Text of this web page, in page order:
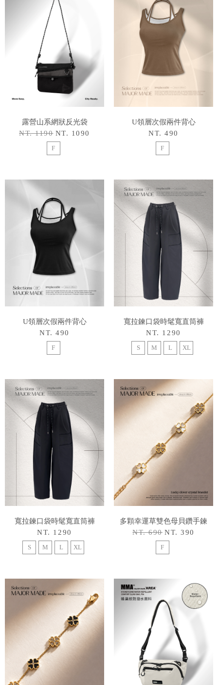
露營山系網狀反光袋
NT. 1190 NT. 1090
F
U領層次假兩件背心
NT. 490
F
U領層次假兩件背心
NT. 490
F
寬拉鍊口袋時髦寬直筒褲
NT. 1290
S M L XL
寬拉鍊口袋時髦寬直筒褲
NT. 1290
S M L XL
多顆幸運草雙色母貝鑽手鍊
NT. 690 NT. 390
F